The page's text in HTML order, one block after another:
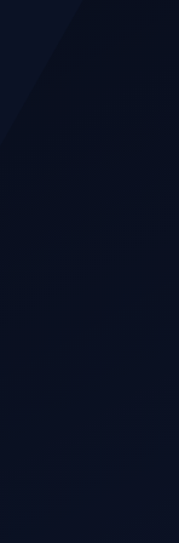
hátsó sorban